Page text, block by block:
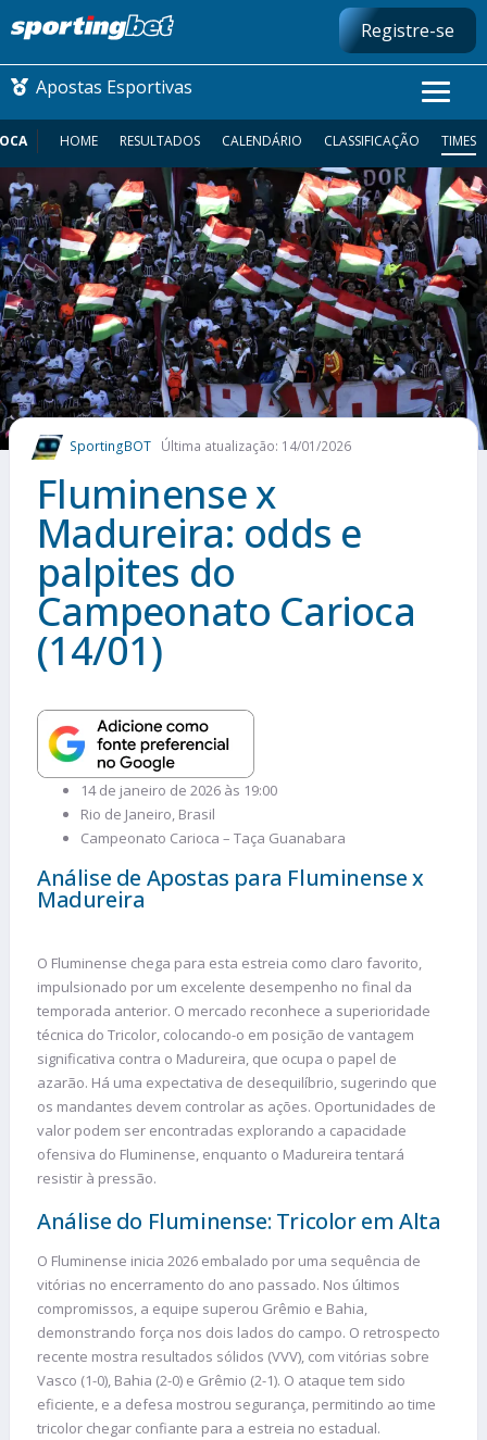
Registre-se
Apostas Esportivas
CONMEBOL LIBERTADORES
FUTEBOL NACIONAL
FUTEBOL INTERNACIONAL
COMO APOSTAR
MAIS ESPORTES
HOME RESULTADOS CALENDÁRIO CLASSIFICAÇÃO TIMES
SportingBOT Última atualização: 14/01/2026
Fluminense x
Madureira: odds e
palpites do
Campeonato Carioca
(14/01)
14 de janeiro de 2026 às 19:00
Rio de Janeiro, Brasil
Campeonato Carioca – Taça Guanabara
Análise de Apostas para Fluminense x
Madureira
O Fluminense chega para esta estreia como claro favorito,
impulsionado por um excelente desempenho no final da
temporada anterior. O mercado reconhece a superioridade
técnica do Tricolor, colocando-o em posição de vantagem
significativa contra o Madureira, que ocupa o papel de
azarão. Há uma expectativa de desequilíbrio, sugerindo que
os mandantes devem controlar as ações. Oportunidades de
valor podem ser encontradas explorando a capacidade
ofensiva do Fluminense, enquanto o Madureira tentará
resistir à pressão.
Análise do Fluminense: Tricolor em Alta
O Fluminense inicia 2026 embalado por uma sequência de
vitórias no encerramento do ano passado. Nos últimos
compromissos, a equipe superou Grêmio e Bahia,
demonstrando força nos dois lados do campo. O retrospecto
recente mostra resultados sólidos (VVV), com vitórias sobre
Vasco (1-0), Bahia (2-0) e Grêmio (2-1). O ataque tem sido
eficiente, e a defesa mostrou segurança, permitindo ao time
tricolor chegar confiante para a estreia no estadual.